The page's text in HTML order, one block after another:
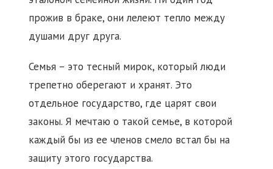
прожив в браке, они лелеют тепло между
душами друг друга.
Семья – это тесный мирок, который люди
трепетно оберегают и хранят. Это
отдельное государство, где царят свои
законы. Я мечтаю о такой семье, в которой
каждый бы из ее членов смело встал бы на
защиту этого государства.